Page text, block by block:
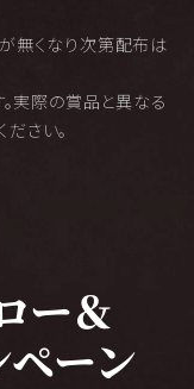
無くなり次第配布は
実際の賞品と異なる
さい。
ー＆
ーン